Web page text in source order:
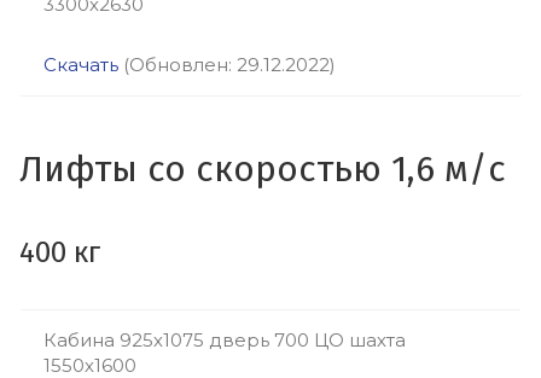
Скачать (Обновлен: 29.12.2022)
Лифты со скоростью 1,6 м/с
400 кг
Кабина 925х1075 дверь 700 ЦО шахта
1550х1600